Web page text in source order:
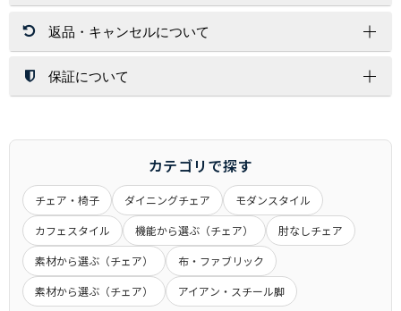
店内商品送料無料（一部商品を除く）
北海道・沖縄・離島はその都度お見積りいたします。
ご注文金額に関係なく送料が必要な商品もございます。
玄関先までのお届けとなります。
アパート・マンションの場合は1Fまでとなる場合がございま
す。
大きな商品は安全のため、玄関先までお手伝いをお願いする場
合もございます。
ご注文前に搬入経路などお確かめ下さい。
商品によって発送元が異なる場合がございます。
開梱設置サービスは、配送員１～２名が配達先にお伺いし家具
を設置する場所まで運び、開梱/設置/梱包材処分まで運送業者
が行います。
※お荷物の大きさによっては1名配達になります。
返品・キャンセルについて
返 品
お客様都合（サイズ/色味/木目/イメージ/肌触り/誤注文）での
交換時の返品（返送）は交換品の到着時に入れ替えを行います
ので、くれぐれもお客様からの返送はご遠慮下さい。
キャンセル
一定期間経過後はキャンセル料をいただく場合もございます。
商品発送後のキャンセルできませんのでご了承ください。
受注生産品につきましてはキャンセル不可とさせていただきま
す。
保証について
記載が無いものにつきましては、６ヶ月間となります。
メーカー商品に関しましては、メーカー保証・代理店保証があ
るものは、それらに準じます。
※当店の商品は一般家庭用として設計されています。
業務用として使用したことによる故障および損傷は保証の対象
外となります。
交 換
カテゴリで探す
チェア・椅子 ダイニングチェア
モダンスタイル
カフェスタイル
機能から選ぶ（チェア）
肘なしチェア
素材から選ぶ（チェア）
布・ファブリック
素材から選ぶ（チェア）
アイアン・スチール脚